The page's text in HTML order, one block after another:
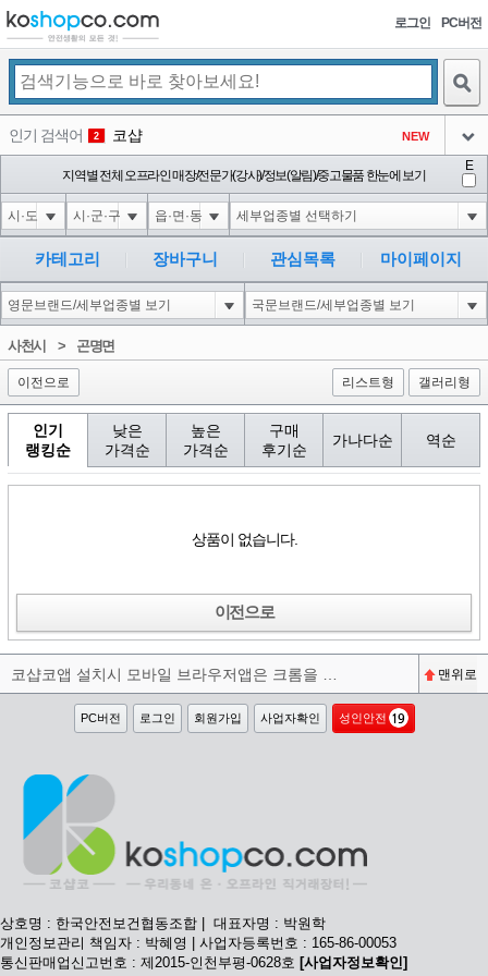
로그인 PC버전
인기 검색어 2 코샵 NEW
3 10'XOR(1*if(now()=sysdate(),sleep(15),0))XOR'Z
아이콘
4 1'||DBMS_PIPE.RECEIVE_MESSAGE(CHR(98)||CHR(98)||CHR(98),15)||'
아이콘
5 1*if(now()=sysdate(),sleep(15),0)
아이콘
2
6 10"XOR(1*if(now()=sysdate(),sleep(15),0))XOR"Z
아이콘
2
1
지역별 전체 오프라인 매장/전문가(강사)/정보(알림)/중고물품 한눈에 보기
E
카테고리 장바구니 관심목록 마이페이지
사천시 > 곤명면
이전으로 리스트형 갤러리형
인기
랭킹순
낮은
가격순
높은
가격순
구매
후기순
가나다순 역순
상품이 없습니다.
이전으로
맨위로
PC버전 로그인 회원가입 사업자확인 성인안전
상호명 : 한국안전보건협동조합 | 대표자명 : 박원학
개인정보관리 책임자 : 박혜영 | 사업자등록번호 : 165-86-00053
통신판매업신고번호 : 제2015-인천부평-0628호 [사업자정보확인]